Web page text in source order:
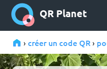
QR Planet
› créer un code QR ›